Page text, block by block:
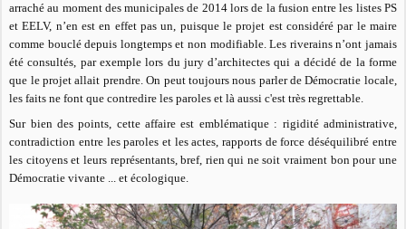
arraché au moment des municipales de 2014 lors de la fusion entre les listes PS
et EELV, n’en est en effet pas un, puisque le projet est considéré par le maire
comme bouclé depuis longtemps et non modifiable. Les riverains n’ont jamais
été consultés, par exemple lors du jury d’architectes qui a décidé de la forme
que le projet allait prendre. On peut toujours nous parler de Démocratie locale,
les faits ne font que contredire les paroles et là aussi c'est très regrettable.
Sur bien des points, cette affaire est emblématique : rigidité administrative,
contradiction entre les paroles et les actes, rapports de force déséquilibré entre
les citoyens et leurs représentants, bref, rien qui ne soit vraiment bon pour une
Démocratie vivante ... et écologique.